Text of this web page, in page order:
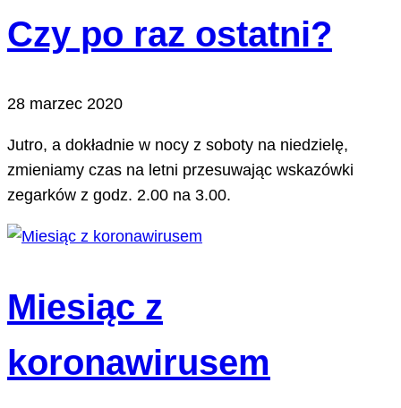
Czy po raz ostatni?
28 marzec 2020
Jutro, a dokładnie w nocy z soboty na niedzielę,
zmieniamy czas na letni przesuwając wskazówki
zegarków z godz. 2.00 na 3.00.
Miesiąc z
koronawirusem